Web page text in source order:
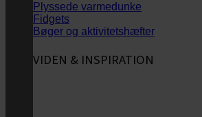
Plyssede varmedunke
Fidgets
Bøger og aktivitetshæfter
VIDEN & INSPIRATION